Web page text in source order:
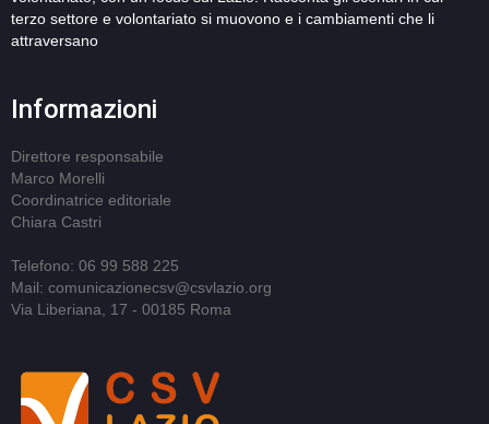
terzo settore e volontariato si muovono e i cambiamenti che li
attraversano
Informazioni
Direttore responsabile
Marco Morelli
Coordinatrice editoriale
Chiara Castri
Telefono: 06 99 588 225
Mail: comunicazionecsv@csvlazio.org
Via Liberiana, 17 - 00185 Roma